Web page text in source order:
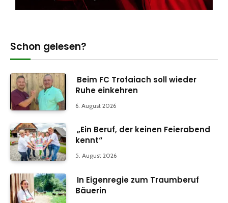
Schon gelesen?
Beim FC Trofaiach soll wieder
Ruhe einkehren
6. August 2026
„Ein Beruf, der keinen Feierabend
kennt“
5. August 2026
In Eigenregie zum Traumberuf
Bäuerin